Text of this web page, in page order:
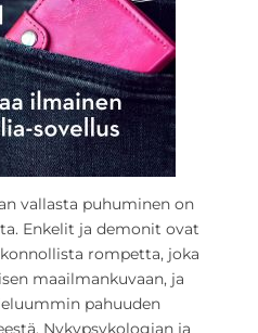
vallasta puhuminen on
Enkelit ja demonit ovat
rompetta, joka
maailmankuvaan, ja
pahuuden
Nykypsykologian ja